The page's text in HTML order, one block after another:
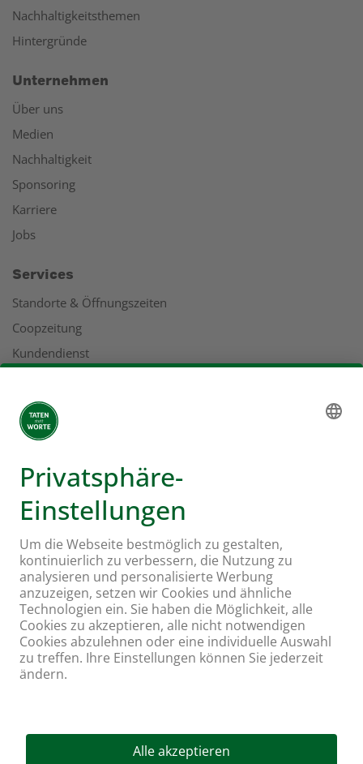
Nachhaltigkeitsthemen
Hintergründe
Unternehmen
Über uns
Medien
Nachhaltigkeit
Sponsoring
Karriere
Jobs
Services
Standorte & Öffnungszeiten
Coopzeitung
Kundendienst
Adressen
Mehr zu Coop
Coop Online Supermarkt
Läden & Services
Supercard
Hello Family Club
Mondovino
Folgen Sie uns